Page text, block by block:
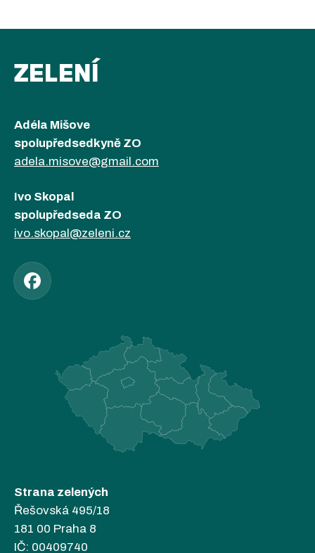
ZELENÍ
Adéla Mišove
spolupředsedkyně ZO
adela.misove@gmail.com
Ivo Skopal
spolupředseda ZO
ivo.skopal@zeleni.cz
Strana zelených
Řešovská 495/18
181 00 Praha 8
IČ: 00409740